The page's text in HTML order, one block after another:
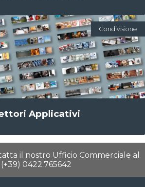
Condivisione
Applicativi
il nostro Ufficio Commerciale al
(+39) 0422.765642